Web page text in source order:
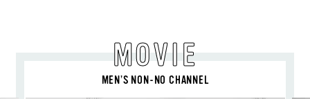
MOVIE
MEN’S NON-NO CHANNEL